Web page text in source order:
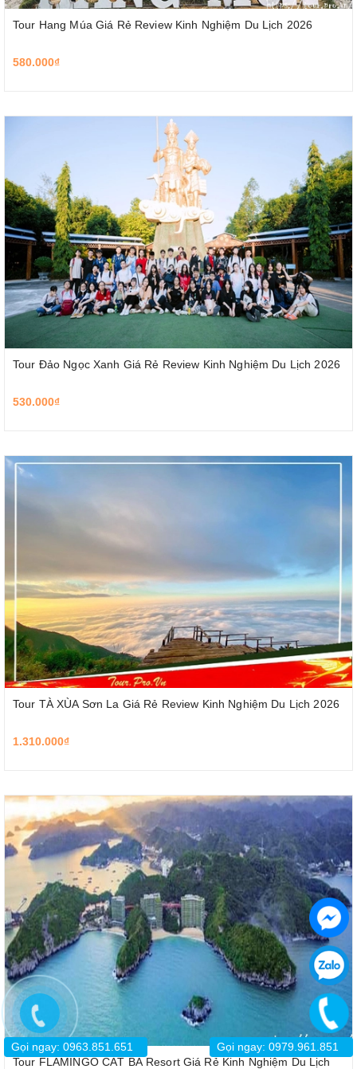
Tour Hang Múa Giá Rẻ Review Kinh Nghiệm Du Lịch 2026
580.000₫
Tour Đảo Ngọc Xanh Giá Rẻ Review Kinh Nghiệm Du Lịch 2026
530.000₫
Tour TÀ XÙA Sơn La Giá Rẻ Review Kinh Nghiệm Du Lịch 2026
1.310.000₫
Tour FLAMINGO CÁT BÀ Resort Giá Rẻ Kinh Nghiệm Du Lịch
Gọi ngay: 0979.961.851
Gọi ngay: 0963.851.651